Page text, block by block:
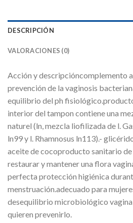
DESCRIPCIÓN
VALORACIONES (0)
Acción y descripcióncomplemento
prevención de la vaginosis
equilibrio del ph
interior del tampon contiene una
naturel (ln, mezcla liofilizada de l.
ln99 y l. Rhamnosus ln113).-
aceite de cocoproducto sanitario de
restaurar y mantener una flora
perfecta protección higiénica
menstruación.adecuado para
desequilibrio microbiológico
quieren prevenirlo.